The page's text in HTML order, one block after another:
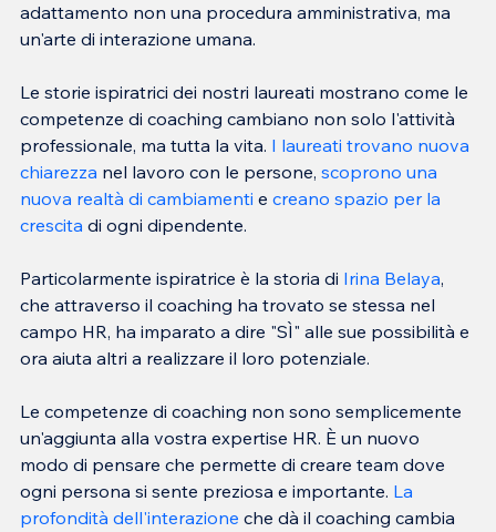
adattamento non una procedura amministrativa, ma
Le storie ispiratrici dei nostri laureati mostrano come le
competenze di coaching cambiano non solo l'attività
professionale, ma tutta la vita. I laureati trovano nuova
chiarezza nel lavoro con le persone, scoprono una
nuova realtà di cambiamenti e creano spazio per la
crescita
Particolarmente ispiratrice è la storia di Irina Belaya,
che attraverso il coaching ha trovato se stessa nel
campo HR, ha imparato a dire "SÌ" alle sue possibilità e
Le competenze di coaching non sono semplicemente
un'aggiunta alla vostra expertise HR. È un nuovo
modo di pensare che permette di creare team dove
ogni persona si sente preziosa e importante. La
profondità dell'interazione che dà il coaching cambia